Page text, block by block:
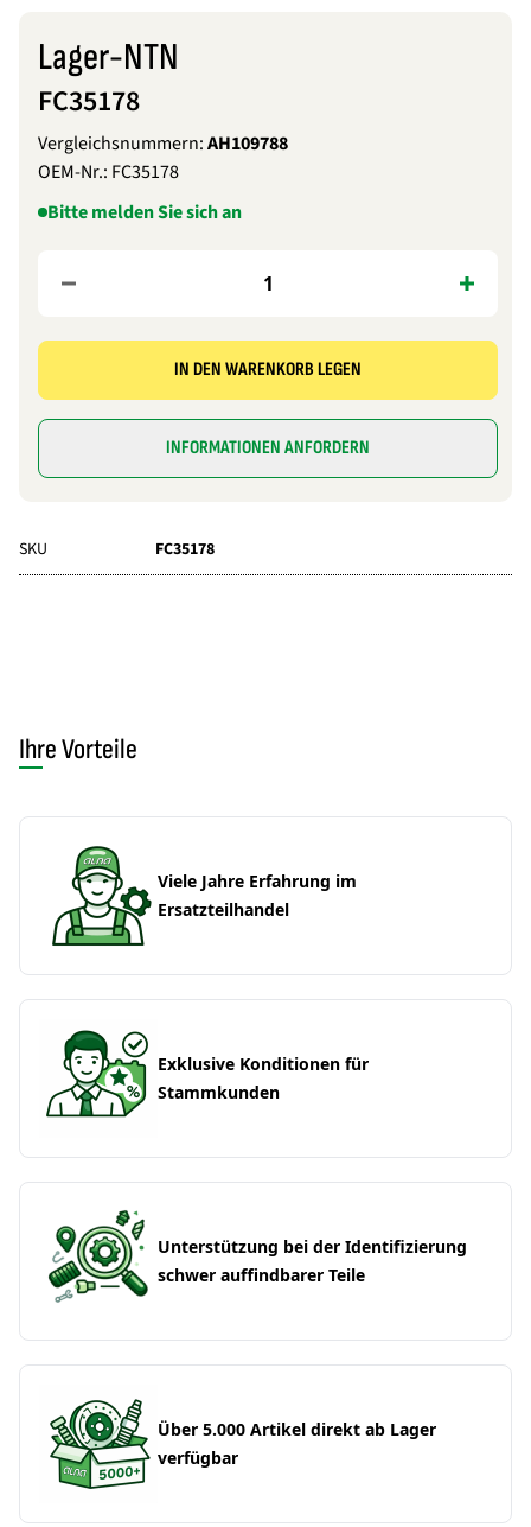
Lager-NTN
FC35178
Vergleichsnummern:AH109788
OEM-Nr.: FC35178
Bitte melden Sie sich an
IN DEN WARENKORB LEGEN
INFORMATIONEN ANFORDERN
SKU FC35178
Ihre Vorteile
Viele Jahre Erfahrung im
Ersatzteilhandel
Exklusive Konditionen für
Stammkunden
Unterstützung bei der Identifizierung
schwer auffindbarer Teile
Über 5.000 Artikel direkt ab Lager
verfügbar